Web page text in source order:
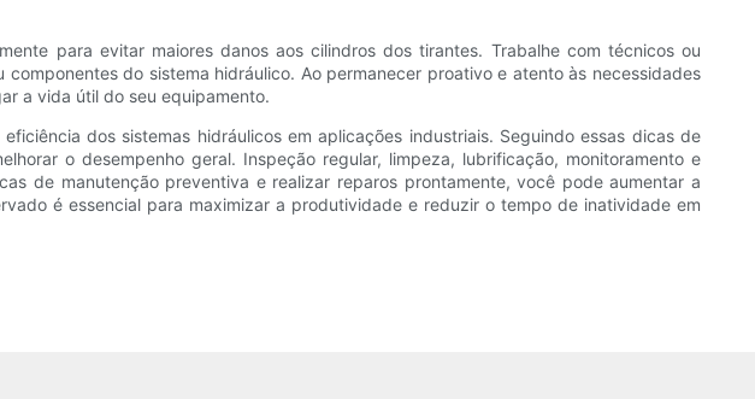
para evitar maiores danos aos cilindros dos tirantes. Trabalhe com técnicos ou
do sistema hidráulico. Ao permanecer proativo e atento às necessidades
a vida útil do seu equipamento.
dos sistemas hidráulicos em aplicações industriais. Seguindo essas dicas de
o desempenho geral. Inspeção regular, limpeza, lubrificação, monitoramento e
de manutenção preventiva e realizar reparos prontamente, você pode aumentar a
é essencial para maximizar a produtividade e reduzir o tempo de inatividade em